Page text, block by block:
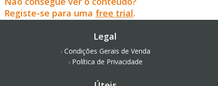
Registe-se para uma free trial.
Legal
Condições Gerais de Venda
Política de Privacidade